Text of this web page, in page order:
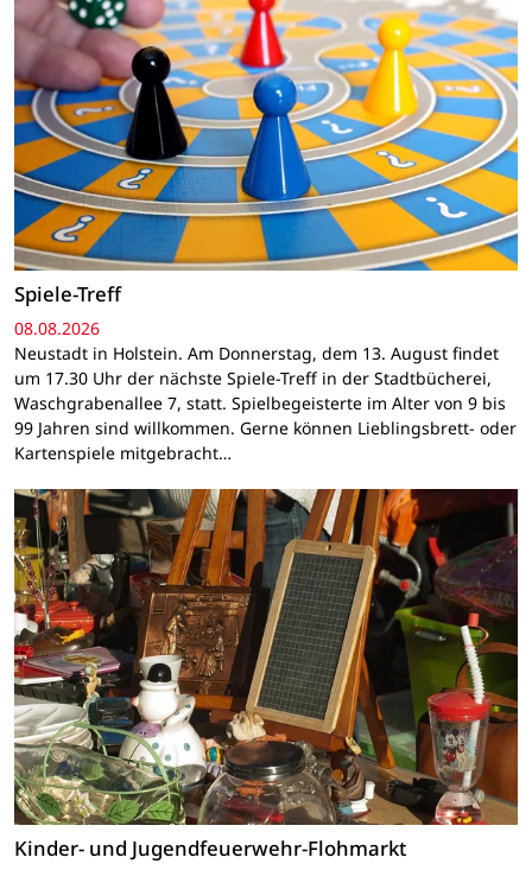
Spiele-Treff
08.08.2026
Neustadt in Holstein. Am Donnerstag, dem 13. August findet
um 17.30 Uhr der nächste Spiele-Treff in der Stadtbücherei,
Waschgrabenallee 7, statt. Spielbegeisterte im Alter von 9 bis
99 Jahren sind willkommen. Gerne können Lieblingsbrett- oder
Kartenspiele mitgebracht…
Kinder- und Jugendfeuerwehr-Flohmarkt